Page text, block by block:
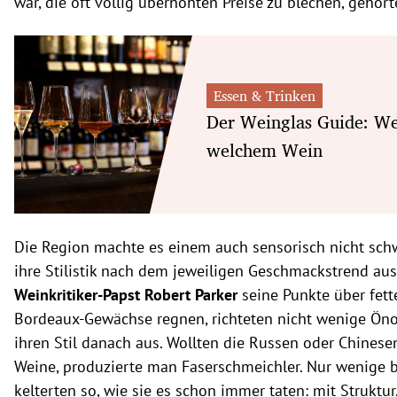
Essen & Trinken
Der Weinglas Guide:
welchem Wein
Die Region machte es einem auch sensorisch nicht
ihre Stilistik nach dem jeweiligen Geschmackstrend
Weinkritiker-Papst Robert Parkerseine Punkte über
Bordeaux-Gewächse regnen, richteten nicht wenige
ihren Stil danach aus. Wollten die Russen oder
Weine, produzierte man Faserschmeichler. Nur
kelterten so, wie sie es schon immer taten: mit